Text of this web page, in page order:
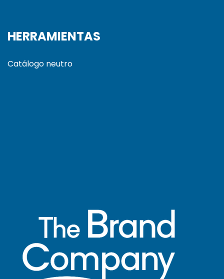
HERRAMIENTAS
Catálogo neutro